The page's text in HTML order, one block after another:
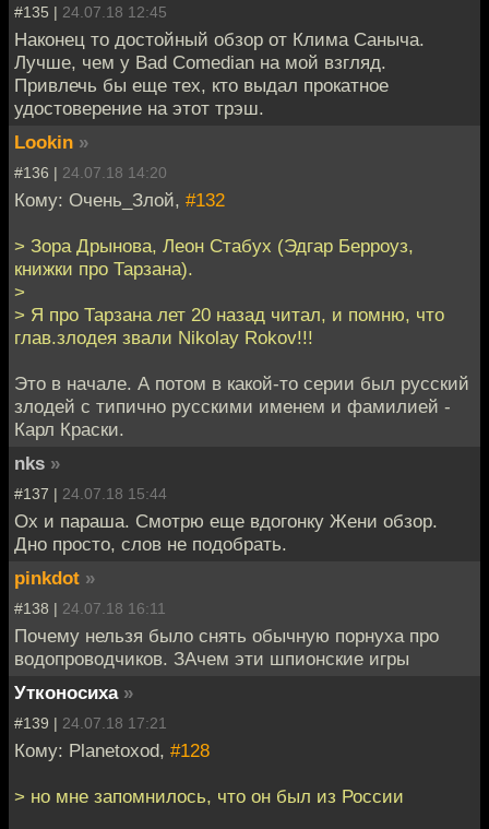
#135 | 24.07.18 12:45
Наконец то достойный обзор от Клима Саныча.
Лучше, чем у Bad Comedian на мой взгляд.
Привлечь бы еще тех, кто выдал прокатное
удостоверение на этот трэш.
Lookin »
#136 | 24.07.18 14:20
Кому: Очень_Злой, #132
> Зора Дрынова, Леон Стабух (Эдгар Берроуз,
книжки про Тарзана).
>
> Я про Тарзана лет 20 назад читал, и помню, что
глав.злодея звали Nikolay Rokov!!!
Это в начале. А потом в какой-то серии был русский
злодей с типично русскими именем и фамилией -
Карл Краски.
nks »
#137 | 24.07.18 15:44
Ох и параша. Смотрю еще вдогонку Жени обзор.
Дно просто, слов не подобрать.
pinkdot »
#138 | 24.07.18 16:11
Почему нельзя было снять обычную порнуха про
водопроводчиков. ЗАчем эти шпионские игры
Утконосиха »
#139 | 24.07.18 17:21
Кому: Planetoxod, #128
> но мне запомнилось, что он был из России